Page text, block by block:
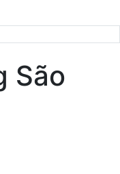
São